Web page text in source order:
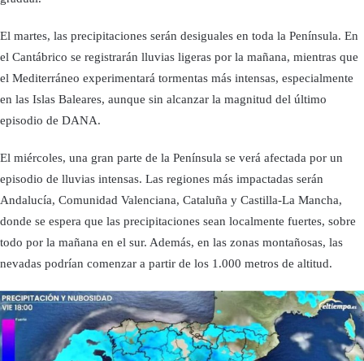
El martes, las precipitaciones serán desiguales en toda la Península. En
el Cantábrico se registrarán lluvias ligeras por la mañana, mientras que
el Mediterráneo experimentará tormentas más intensas, especialmente
en las Islas Baleares, aunque sin alcanzar la magnitud del último
episodio de DANA.
El miércoles, una gran parte de la Península se verá afectada por un
episodio de lluvias intensas. Las regiones más impactadas serán
Andalucía, Comunidad Valenciana, Cataluña y Castilla-La Mancha,
donde se espera que las precipitaciones sean localmente fuertes, sobre
todo por la mañana en el sur. Además, en las zonas montañosas, las
nevadas podrían comenzar a partir de los 1.000 metros de altitud.